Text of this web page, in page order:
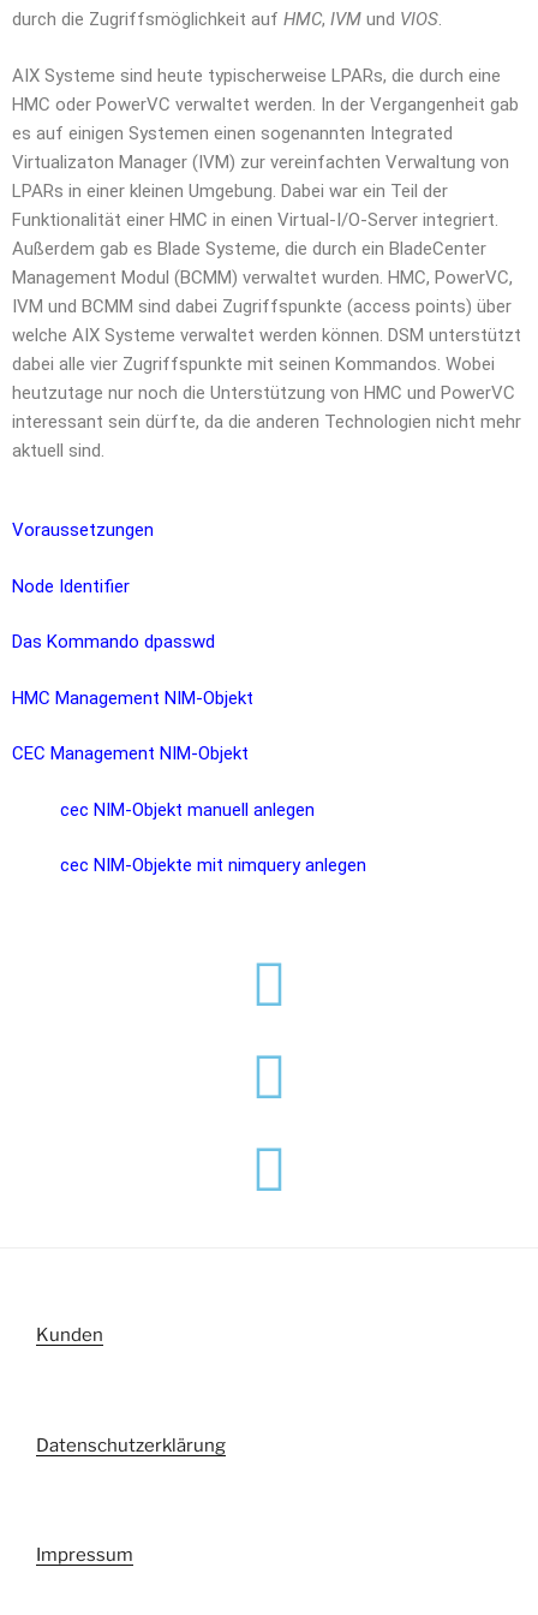
durch die Zugriffsmöglichkeit auf HMC, IVM und VIOS.
AIX Systeme sind heute typischerweise LPARs, die durch eine
HMC oder PowerVC verwaltet werden. In der Vergangenheit gab
es auf einigen Systemen einen sogenannten Integrated
Virtualizaton Manager (IVM) zur vereinfachten Verwaltung von
LPARs in einer kleinen Umgebung. Dabei war ein Teil der
Funktionalität einer HMC in einen Virtual-I/O-Server integriert.
Außerdem gab es Blade Systeme, die durch ein BladeCenter
Management Modul (BCMM) verwaltet wurden. HMC, PowerVC,
IVM und BCMM sind dabei Zugriffspunkte (access points) über
welche AIX Systeme verwaltet werden können. DSM unterstützt
dabei alle vier Zugriffspunkte mit seinen Kommandos. Wobei
heutzutage nur noch die Unterstützung von HMC und PowerVC
interessant sein dürfte, da die anderen Technologien nicht mehr
aktuell sind.
Voraussetzungen
Node Identifier
Das Kommando dpasswd
HMC Management NIM-Objekt
CEC Management NIM-Objekt
cec NIM-Objekt manuell anlegen
cec NIM-Objekte mit nimquery anlegen
Kunden
Datenschutzerklärung
Impressum